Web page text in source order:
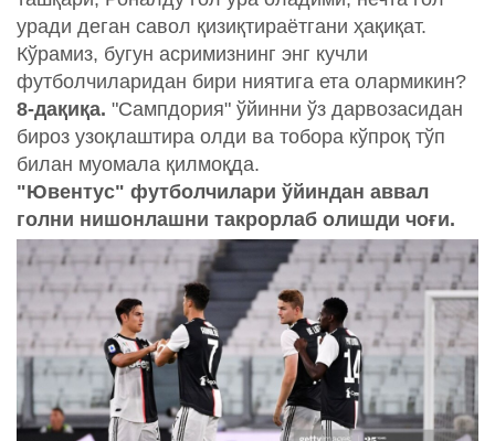
уради деган савол қизиқтираётгани ҳақиқат.
Кўрамиз, бугун асримизнинг энг кучли
футболчиларидан бири ниятига ета олармикин?
8-дақиқа. "Сампдория" ўйинни ўз дарвозасидан
бироз узоқлаштира олди ва тобора кўпроқ тўп
билан муомала қилмоқда.
"Ювентус" футболчилари ўйиндан аввал
голни нишонлашни такрорлаб олишди чоғи.